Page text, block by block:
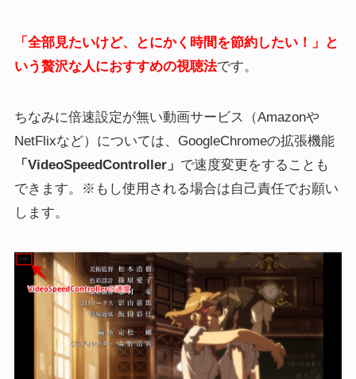
「全部見たいけど、とにかく時間を節約したい！」と
いう贅沢な人におすすめの視聴法です。
ちなみに倍速設定が無い動画サービス（Amazonや
NetFlixなど）については、GoogleChromeの拡張機能
「VideoSpeedController」 で速度変更をすることも
できます。※もし使用される場合は自己責任でお願い
します。